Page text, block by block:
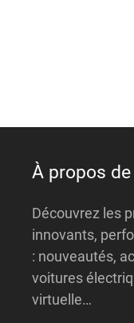
À propos
Découvrez les
innovants,
: nouveautés,
voitures
virtuelle…